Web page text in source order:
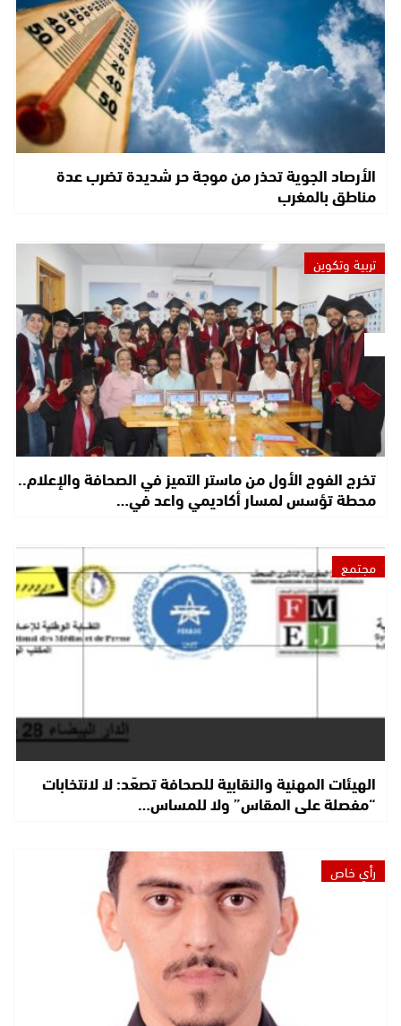
الأرصاد الجوية تحذر من موجة حر شديدة تضرب عدة
مناطق بالمغرب
تربية وتكوين
تخرج الفوج الأول من ماستر التميز في الصحافة والإعلام..
محطة تؤسس لمسار أكاديمي واعد في…
مجتمع
الهيئات المهنية والنقابية للصحافة تصعّد: لا لانتخابات
“مفصلة على المقاس” ولا للمساس…
رأي خاص